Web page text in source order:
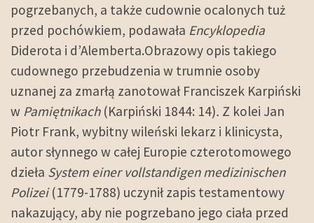
pogrzebanych, a także cudownie ocalonych tuż
przed pochówkiem, podawała Encyklopedia
Diderota i d’Alemberta.Obrazowy opis takiego
cudownego przebudzenia w trumnie osoby
uznanej za zmarłą zanotował Franciszek Karpiński
w Pamiętnikach(Karpiński 1844: 14). Z kolei Jan
Piotr Frank, wybitny wileński lekarz i klinicysta,
autor słynnego w całej Europie czterotomowego
dzieła System einer vollstandigen medizinischen
Polizei(1779-1788) uczynił zapis testamentowy
nakazujący, aby nie pogrzebano jego ciała przed